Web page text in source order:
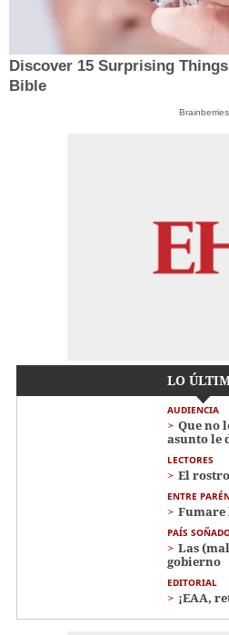
Discover 15 Surprising
Bible
Brainberries
LO
AUDIENCIA
Que no
asunto le
LECTORES
El
ENTRE
Fumare
PAÍS
Las
gobierno
EDITORIAL
¡EAA,